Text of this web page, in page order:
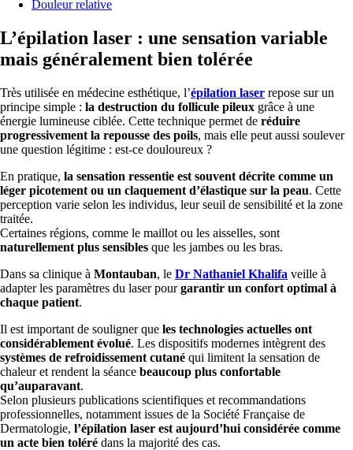
Douleur relative
L’épilation laser : une sensation variable
mais généralement bien tolérée
Très utilisée en médecine esthétique, l’épilation laser repose sur un
principe simple : la destruction du follicule pileux grâce à une
énergie lumineuse ciblée. Cette technique permet de réduire
progressivement la repousse des poils, mais elle peut aussi soulever
une question légitime : est-ce douloureux ?
En pratique, la sensation ressentie est souvent décrite comme un
léger picotement ou un claquement d’élastique sur la peau. Cette
perception varie selon les individus, leur seuil de sensibilité et la zone
traitée.
Certaines régions, comme le maillot ou les aisselles, sont
naturellement plus sensibles que les jambes ou les bras.
Dans sa clinique à Montauban, le Dr Nathaniel Khalifa veille à
adapter les paramètres du laser pourgarantir un confort optimal à
chaque patient.
Il est important de souligner que les technologies actuelles ont
considérablement évolué. Les dispositifs modernes intègrent des
systèmes de refroidissement cutané qui limitent la sensation de
chaleur et rendent la séance beaucoup plus confortable
qu’auparavant.
Selon plusieurs publications scientifiques et recommandations
professionnelles, notamment issues de la Société Française de
Dermatologie, l’épilation laser est aujourd’hui considérée comme
un acte bien toléré dans la majorité des cas.